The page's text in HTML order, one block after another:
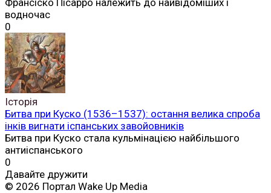
водночас
0
Історія
Битва при Куско (1536–1537): остання велика спроба
інків вигнати іспанських завойовників
Битва при Куско стала кульмінацією найбільшого
антиіспанського
0
Давайте дружити
© 2026 Портал Wake Up Media